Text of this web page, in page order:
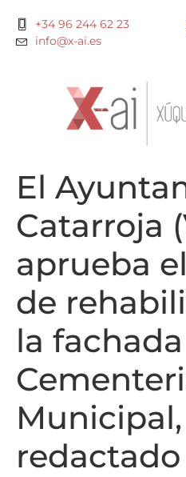
+34 96 244 62 23
info@x-ai.es
El
Catarroja
aprueba
de
la
Municipal,
redactado